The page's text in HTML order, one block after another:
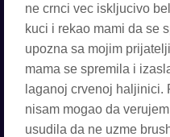
ne crnci vec iskljucivo
kuci i rekao mami da se
upozna sa mojim
mama se spremila i
laganoj crvenoj haljinici.
nisam mogao da
usudila da ne uzme